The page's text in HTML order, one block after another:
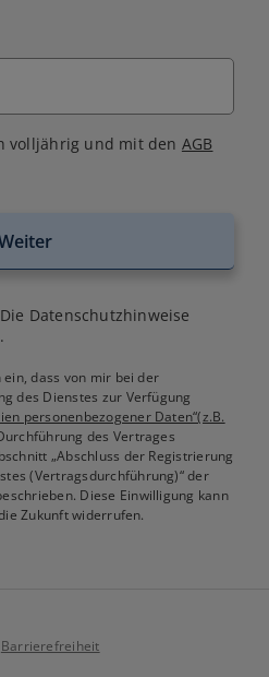
volljährig und mit den AGB
Datenschutzhinweise
dass von mir bei der
des Dienstes zur Verfügung
personenbezogener Daten“(z.B.
des Vertrages
„Abschluss der Registrierung
(Vertragsdurchführung)“ der
Diese Einwilligung kann
Zukunft widerrufen.
Barrierefreiheit